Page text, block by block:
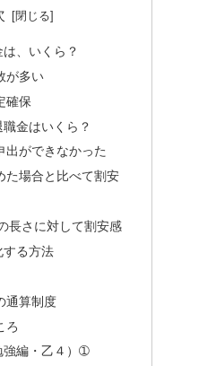
、いくら？
が多い
確保
金はいくら？
出ができなかった
た場合と比べて割安
長さに対して割安感
する方法
通算制度
ろ
強編・乙４）➀